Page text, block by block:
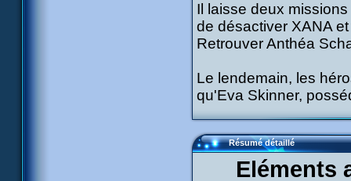
Il laisse deux
de désactiver XANA
Retrouver Anthéa
Le lendemain, les
qu'Eva Skinner,
Résumé détaillé
Eléments